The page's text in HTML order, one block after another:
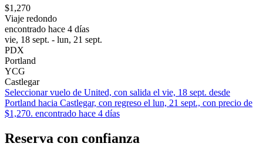
$1,270
Viaje redondo
encontrado hace 4 días
vie, 18 sept. - lun, 21 sept.
PDX
Portland
YCG
Castlegar
Seleccionar vuelo de United, con salida el vie, 18 sept. desde
Portland hacia Castlegar, con regreso el lun, 21 sept., con precio de
$1,270. encontrado hace 4 días
Reserva con confianza